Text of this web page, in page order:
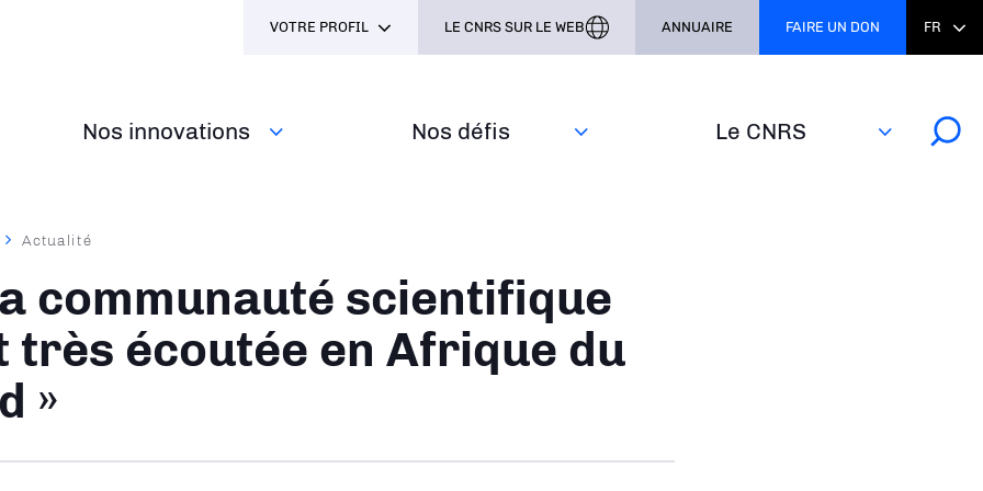
Nos innovations Nos défis‎ Le CNRS
VOTRE PROFIL LE CNRS SUR LE WEB ANNUAIRE FAIRE UN DON FR
Actualité
communauté scientifique
très écoutée en Afrique du
»